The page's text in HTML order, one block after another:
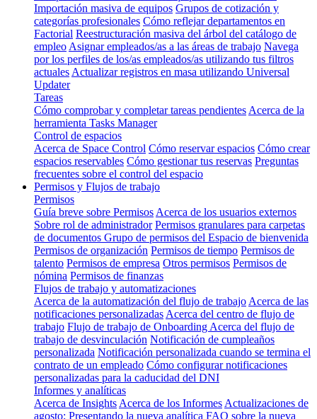
Importación masiva de equipos Grupos de cotización y
categorías profesionales Cómo reflejar departamentos en
Factorial Reestructuración masiva del árbol del catálogo de
empleo Asignar empleados/as a las áreas de trabajo Navega
por los perfiles de los/as empleados/as utilizando tus filtros
actuales Actualizar registros en masa utilizando Universal
Updater
Tareas
Cómo comprobar y completar tareas pendientes Acerca de la
herramienta Tasks Manager
Control de espacios
Acerca de Space Control Cómo reservar espacios Cómo crear
espacios reservables Cómo gestionar tus reservas Preguntas
frecuentes sobre el control del espacio
Permisos y Flujos de trabajo
Permisos
Guía breve sobre Permisos Acerca de los usuarios externos
Sobre rol de administrador Permisos granulares para carpetas
de documentos Grupo de permisos del Espacio de bienvenida
Permisos de organización Permisos de tiempo Permisos de
talento Permisos de empresa Otros permisos Permisos de
nómina Permisos de finanzas
Flujos de trabajo y automatizaciones
Acerca de la automatización del flujo de trabajo Acerca de las
notificaciones personalizadas Acerca del centro de flujo de
trabajo Flujo de trabajo de Onboarding Acerca del flujo de
trabajo de desvinculación Notificación de cumpleaños
personalizada Notificación personalizada cuando se termina el
contrato de un empleado Cómo configurar notificaciones
personalizadas para la caducidad del DNI
Informes y analíticas
Acerca de Insights Acerca de los Informes Actualizaciones de
agosto: Presentando la nueva analítica FAQ sobre la nueva